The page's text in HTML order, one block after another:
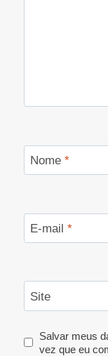
Nome *
E-mail *
Site
Salvar meus
vez que eu